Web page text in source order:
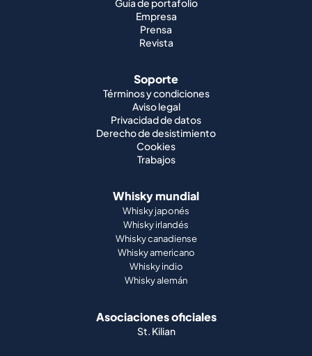
Guía de portafolio
Empresa
Prensa
Revista
Soporte
Términos y condiciones
Aviso legal
Privacidad de datos
Derecho de desistimiento
Cookies
Trabajos
Whisky mundial
Whisky japonés
Whisky irlandés
Whisky canadiense
Whisky americano
Whisky indio
Whisky alemán
Asociaciones oficiales
St. Kilian